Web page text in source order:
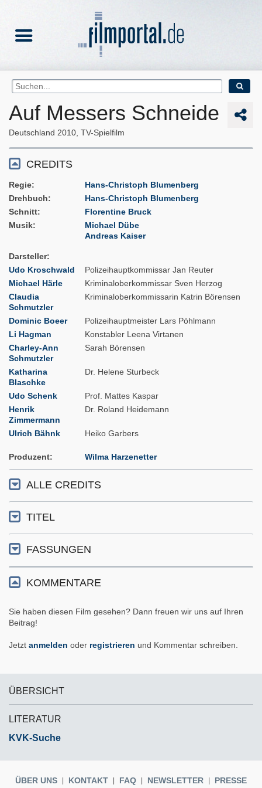
Auf Messers Schneide
Deutschland 2010 TV-Spielfilm
CREDITS
Regie
Hans-Christoph Blumenberg
Drehbuch
Hans-Christoph Blumenberg
Schnitt
Florentine Bruck
Musik
Michael Dübe
Andreas Kaiser
Darsteller
Udo Kroschwald
Polizeihauptkommissar Jan Reuter
Michael Härle
Kriminaloberkommissar Sven Herzog
Claudia
Schmutzler
Kriminaloberkommissarin Katrin Börensen
Dominic Boeer
Polizeihauptmeister Lars Pöhlmann
Li Hagman
Konstabler Leena Virtanen
Charley-Ann
Schmutzler
Sarah Börensen
Katharina
Blaschke
Dr. Helene Sturbeck
Udo Schenk
Prof. Mattes Kaspar
Henrik
Zimmermann
Dr. Roland Heidemann
Ulrich Bähnk Heiko Garbers
Produzent Wilma Harzenetter
ALLE CREDITS
TITEL
FASSUNGEN
KOMMENTARE
Sie haben diesen Film gesehen? Dann freuen wir uns auf Ihren
Beitrag!
Jetzt anmelden oder registrieren und Kommentar schreiben.
ÜBERSICHT
LITERATUR
KVK-Suche
ÜBER UNS KONTAKT FAQ NEWSLETTER PRESSE